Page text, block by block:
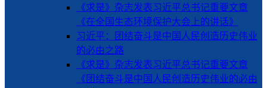
《求是》杂志发表习近平总书记重要文章
《在全国生态环境保护大会上的讲话》
习近平：团结奋斗是中国人民创造历史伟业
的必由之路
《求是》杂志发表习近平总书记重要文章
《团结奋斗是中国人民创造历史伟业的必由